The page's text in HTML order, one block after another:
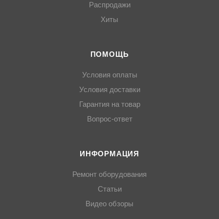
Распродажи
Хиты
ПОМОЩЬ
Условия оплаты
Условия доставки
Гарантия на товар
Вопрос-ответ
ИНФОРМАЦИЯ
Ремонт оборудования
Статьи
Видео обзоры